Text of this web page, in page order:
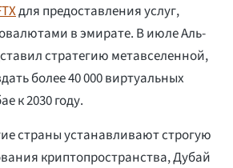
для предоставления услуг,
в эмирате. В июле Аль-
стратегию метавселенной,
более 40 000 виртуальных
к 2030 году.
страны устанавливают строгую
криптопространства, Дубай